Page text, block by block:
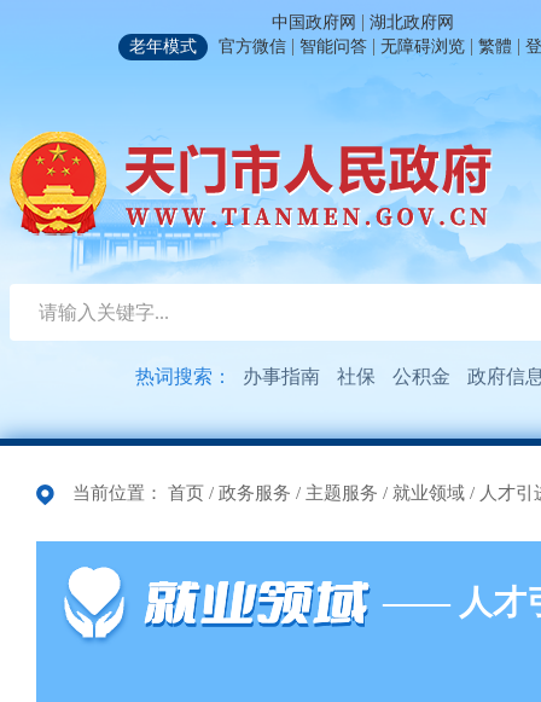
中国政府网 | 湖北政府网
老年模式
官方微信 | 智能问答 | 无障碍浏览 | 繁體 |
热词搜索： 办事指南 社保 公积金 政府信
当前位置： 首页 / 政务服务 / 主题服务 / 就业领域 / 人才引
—— 人才